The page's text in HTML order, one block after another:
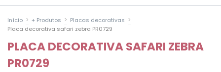
Início > + Produtos > Placas decorativas >
Placa decorativa safari zebra PR0729
PLACA DECORATIVA SAFARI ZEBRA
PR0729